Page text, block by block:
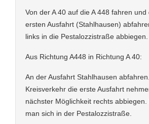
Von der A 40 auf die A 448 fahren
ersten Ausfahrt (Stahlhausen)
links in die Pestalozzistraße abbiegen.
Aus Richtung A448 in Richtung A 40:
An der Ausfahrt Stahlhausen
Kreisverkehr die erste Ausfahrt
nächster Möglichkeit rechts
man sich in der Pestalozzistraße.